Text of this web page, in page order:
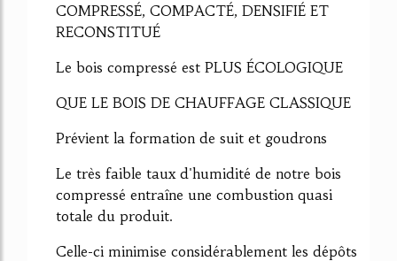
COMPRESSÉ, COMPACTÉ, DENSIFIÉ ET
RECONSTITUÉ
Le bois compressé est PLUS ÉCOLOGIQUE
QUE LE BOIS DE CHAUFFAGE CLASSIQUE
Prévient la formation de suit et goudrons
Le très faible taux d'humidité de notre bois
compressé entraîne une combustion quasi
totale du produit.
Celle-ci minimise considérablement les dépôts